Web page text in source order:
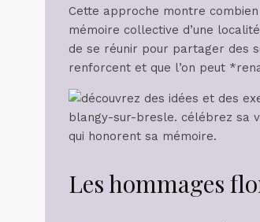
Cette approche montre
mémoire collective d’une
de se réunir pour partager des
renforcent et que l’on peut
Les hommages